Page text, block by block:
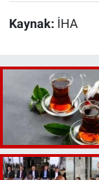
Kaynak: İHA